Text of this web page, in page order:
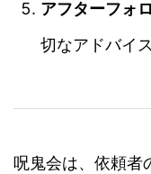
アフターフォ
切なアドバイ
呪鬼会は、依頼者